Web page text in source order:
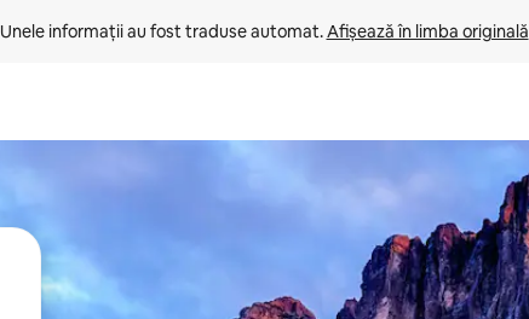
Unele informații au fost traduse automat. Afișează în limba originală